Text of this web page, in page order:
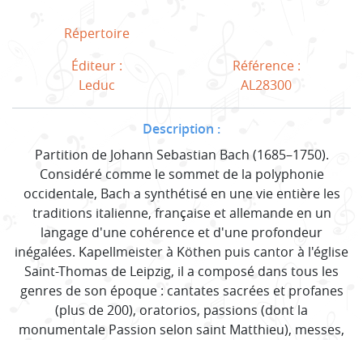
Répertoire
Éditeur :
Leduc
Référence :
AL28300
Description :
Partition de Johann Sebastian Bach (1685–1750).
Considéré comme le sommet de la polyphonie
occidentale, Bach a synthétisé en une vie entière les
traditions italienne, française et allemande en un
langage d'une cohérence et d'une profondeur
inégalées. Kapellmeister à Köthen puis cantor à l'église
Saint-Thomas de Leipzig, il a composé dans tous les
genres de son époque : cantates sacrées et profanes
(plus de 200), oratorios, passions (dont la
monumentale Passion selon saint Matthieu), messes,